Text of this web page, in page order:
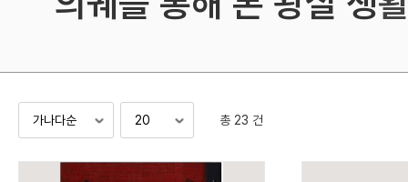
고려
조선 후기
총 23 건